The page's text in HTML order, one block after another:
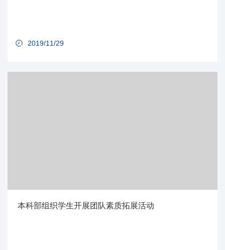
2019/11/29
本科部组织学生开展团队素质拓展活动